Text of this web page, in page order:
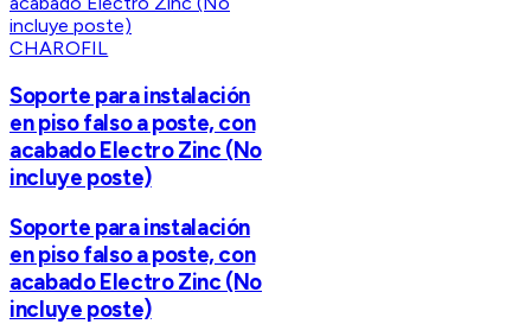
CHAROFIL
Soporte para instalación
en piso falso a poste, con
acabado Electro Zinc (No
incluye poste)
Soporte para instalación
en piso falso a poste, con
acabado Electro Zinc (No
incluye poste)